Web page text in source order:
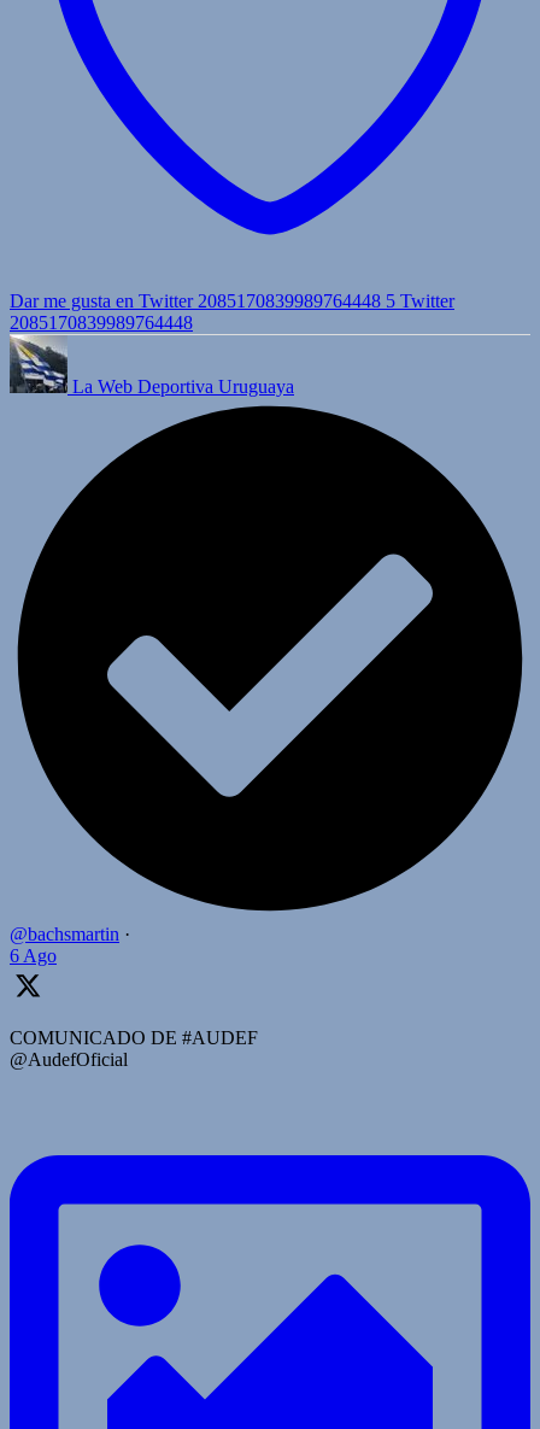
Dar me gusta en Twitter 2085170839989764448 5 Twitter
2085170839989764448
La Web Deportiva Uruguaya
@bachsmartin ·
6 Ago
COMUNICADO DE #AUDEF
@AudefOficial